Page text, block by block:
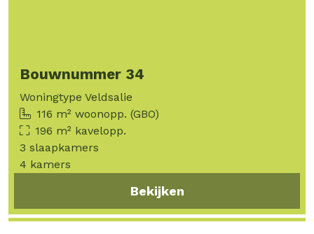
Bouwnummer 34
Woningtype Veldsalie
116 m² woonopp. (GBO)
196 m² kavelopp.
3 slaapkamers
4 kamers
Bekijken